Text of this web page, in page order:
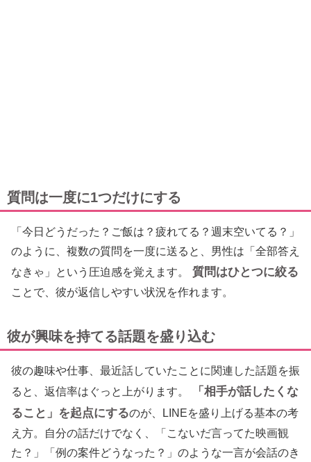
質問は一度に1つだけにする
「今日どうだった？ご飯は？疲れてる？週末空いてる？」
のように、複数の質問を一度に送ると、男性は「全部答え
なきゃ」という圧迫感を覚えます。
質問はひとつに絞る
ことで、彼が返信しやすい状況を作れます。
彼が興味を持てる話題を盛り込む
彼の趣味や仕事、最近話していたことに関連した話題を振
ると、返信率はぐっと上がります。
「相手が話したくな
ること」を起点にするのが、LINEを盛り上げる基本の考
え方。自分の話だけでなく、「こないだ言ってた映画観
た？」「例の案件どうなった？」のような一言が会話のき